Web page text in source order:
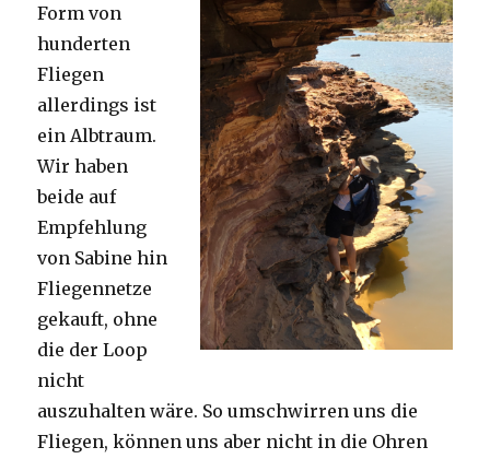
Form von
hunderten
Fliegen
allerdings ist
ein Albtraum.
Wir haben
beide auf
Empfehlung
von Sabine hin
Fliegennetze
gekauft, ohne
die der Loop
nicht
auszuhalten wäre. So umschwirren uns die
Fliegen, können uns aber nicht in die Ohren